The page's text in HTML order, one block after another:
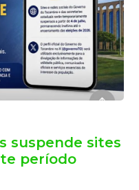
suspende sites
período